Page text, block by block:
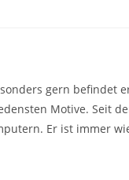
gern befindet
Motive. Seit
Er ist immer